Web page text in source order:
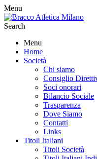
Menu
Search
Menu
Home
Società
Chi siamo
Consiglio
Soci onorari
Bilancio Sociale
Trasparenza
Dove Siamo
Contatti
Links
Titoli Italiani
Titoli Società